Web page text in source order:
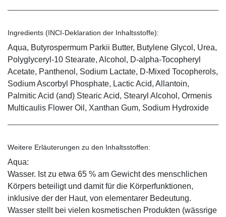
Ingredients (INCI-Deklaration der Inhaltsstoffe):
Aqua, Butyrospermum Parkii Butter, Butylene Glycol, Urea,
Polyglyceryl-10 Stearate, Alcohol, D-alpha-Tocopheryl
Acetate, Panthenol, Sodium Lactate, D-Mixed Tocopherols,
Sodium Ascorbyl Phosphate, Lactic Acid, Allantoin,
Palmitic Acid (and) Stearic Acid, Stearyl Alcohol, Ormenis
Multicaulis Flower Oil, Xanthan Gum, Sodium Hydroxide
Weitere Erläuterungen zu den Inhaltsstoffen:
Aqua:
Wasser. Ist zu etwa 65 % am Gewicht des menschlichen
Körpers beteiligt und damit für die Körperfunktionen,
inklusive der der Haut, von elementarer Bedeutung.
Wasser stellt bei vielen kosmetischen Produkten (wässrige